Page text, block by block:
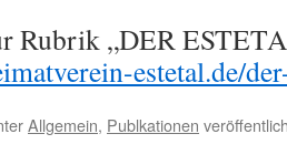
Rubrik „DER
estetal.de/
Allgemein, Publkationen